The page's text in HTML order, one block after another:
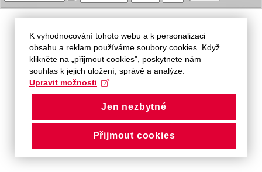
K vyhodnocování tohoto webu a k personalizaci
obsahu a reklam používáme soubory cookies. Když
klikněte na „přijmout cookies", poskytnete nám
souhlas k jejich uložení, správě a analýze.
Upravit možnosti
Jen nezbytné
Přijmout cookies